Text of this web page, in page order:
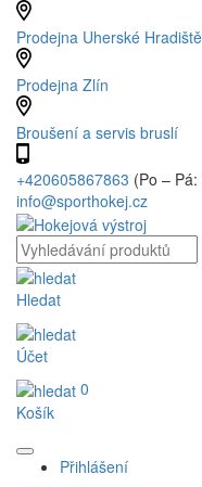
Prodejna Uherské Hradiště
Prodejna Zlín
Broušení a servis bruslí
+420605867863 (Po –
info@sporthokej.cz
Hledat
Účet
0
Košík
Přihlášení